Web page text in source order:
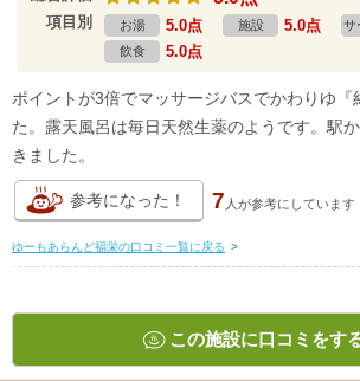
項目別 お湯 5.0点 施設 5.0点 サ
飲食 5.0点
ポイントが3倍でマッサージバスでかわりゆ『
た。露天風呂は毎日天然生薬のようです。駅
きました。
参考になった！ 7 人が参考にしています
ゆーもあらんど福栄の口コミ一覧に戻る >
この施設に口コミをす